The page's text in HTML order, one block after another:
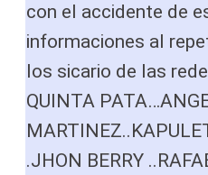
con el accidente de
informaciones al
los sicario de las
QUINTA
.JHON BERRY